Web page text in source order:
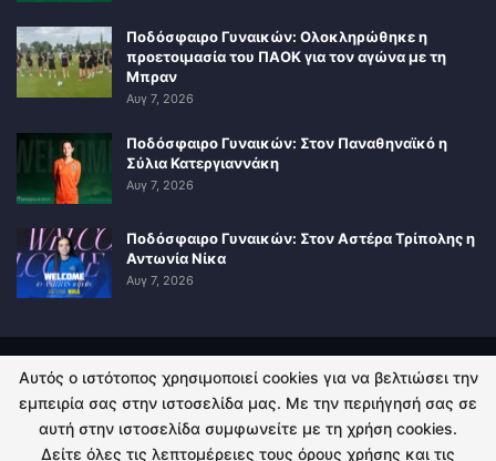
Ποδόσφαιρο Γυναικών: Ολοκληρώθηκε η
προετοιμασία του ΠΑΟΚ για τον αγώνα με τη
Μπραν
Αυγ 7, 2026
Ποδόσφαιρο Γυναικών: Στον Παναθηναϊκό η
Σύλια Κατεργιαννάκη
Αυγ 7, 2026
Ποδόσφαιρο Γυναικών: Στον Αστέρα Τρίπολης η
Αντωνία Νίκα
Αυγ 7, 2026
ΠΟΛΙΤΙΚΗ ΑΠΟΡΡΗΤΟΥ ΕΠΙΚΟΙΝΩΝΙΑ
© 2026 - Kingsport.gr. All Rights Reserved.
Αυτός ο ιστότοπος χρησιμοποιεί cookies για να βελτιώσει την
εμπειρία σας στην ιστοσελίδα μας. Με την περιήγησή σας σε
αυτή στην ιστοσελίδα συμφωνείτε με τη χρήση cookies.
Δείτε όλες τις λεπτομέρειες τους όρους χρήσης και τις